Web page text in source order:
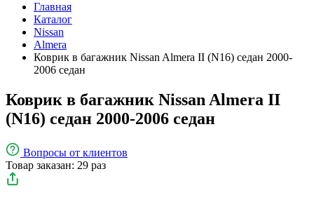
Главная
Каталог
Nissan
Almera
Коврик в багажник Nissan Almera II (N16) седан 2000-
2006 седан
Коврик в багажник Nissan Almera II
(N16) седан 2000-2006 седан
Вопросы от клиентов
Товар заказан: 29 раз